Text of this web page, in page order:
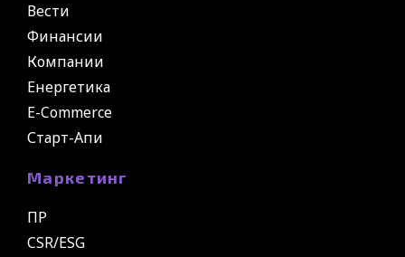
Вести
Финансии
Компании
Енергетика
E-Commerce
Старт-Апи
Маркетинг
ПР
CSR/ESG